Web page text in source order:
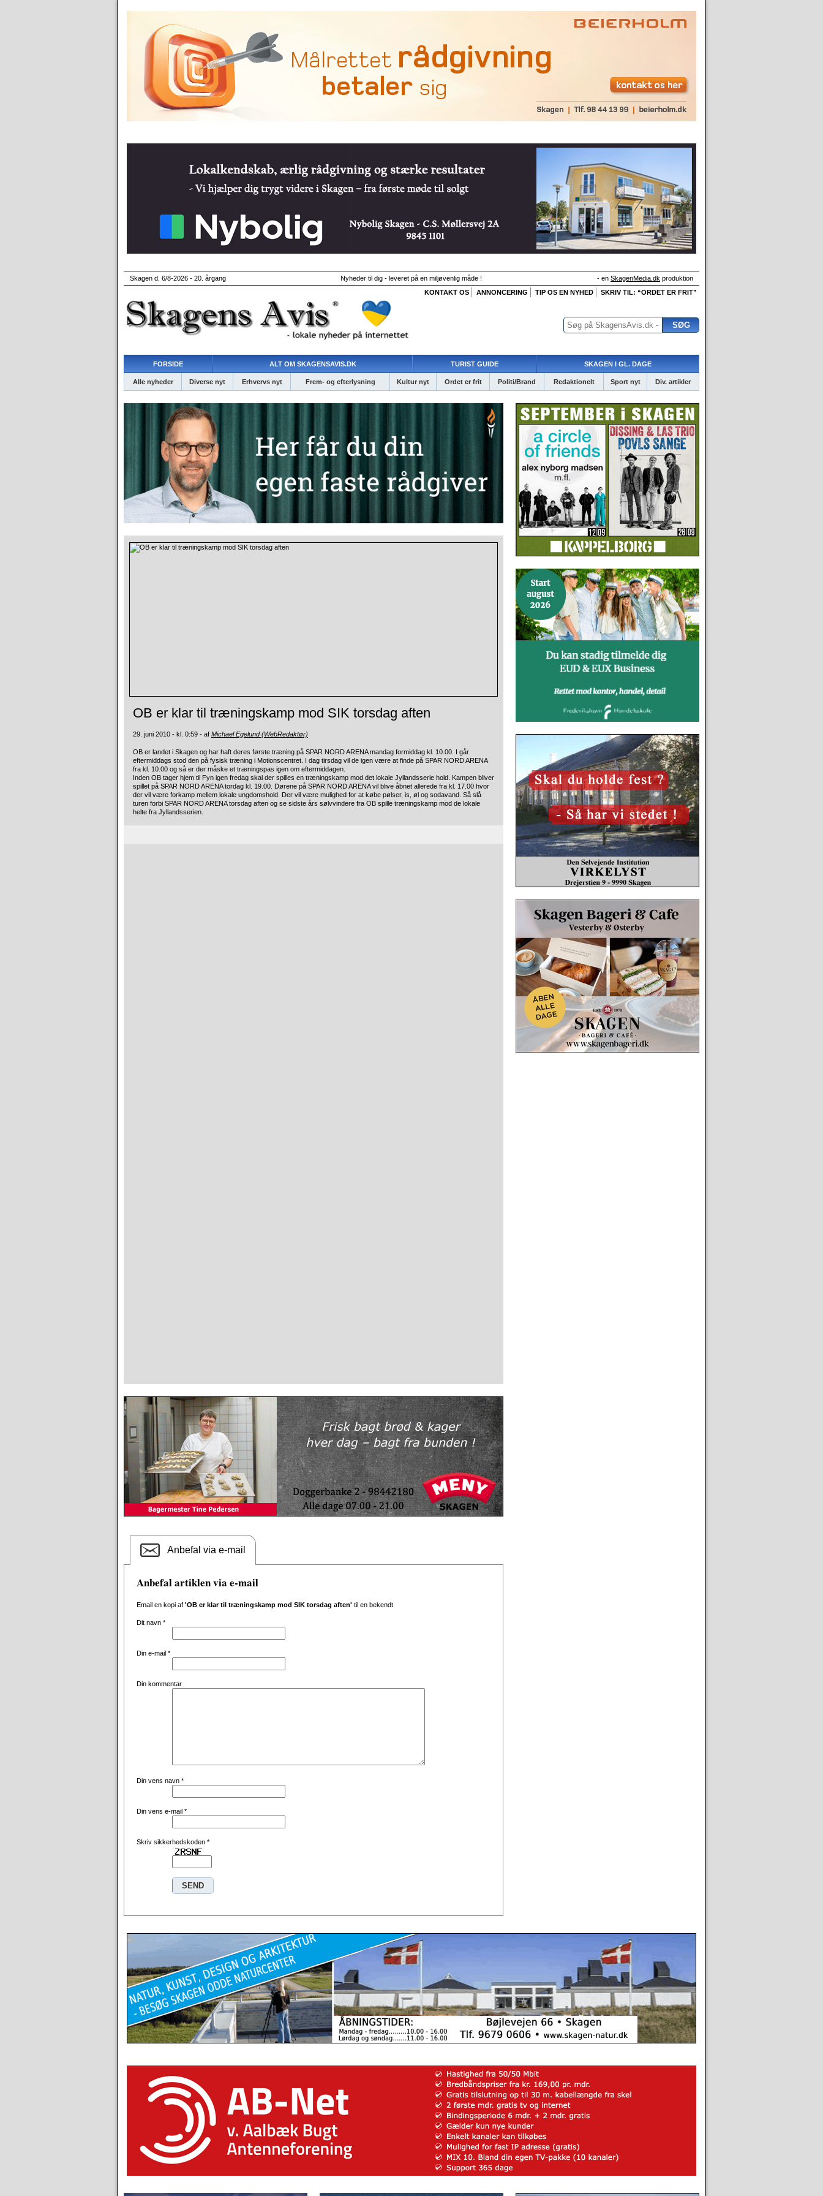
Skagen d. 6/8-2026 - 20. årgang Nyheder til dig - leveret på en miljøvenlig måde ! - en SkagenMedia.dk produktion
KONTAKT OS
ANNONCERING TIP OS EN NYHED SKRIV TIL: “ORDET ER FRIT”
FORSIDE ALT OM SKAGENSAVIS.DK TURIST GUIDE SKAGEN I GL. DAGE
Alle nyheder Diverse nyt Erhvervs nyt Frem- og efterlysning Kultur nyt Ordet er frit Politi/Brand Redaktionelt Sport nyt Div. artikler
OB er klar til træningskamp mod SIK torsdag aften
29. juni 2010 - kl. 0:59 - af Michael Egelund (WebRedaktør)
OB er landet i Skagen og har haft deres første træning på SPAR NORD ARENA mandag formiddag kl. 10.00. I går
eftermiddags stod den på fysisk træning i Motionscentret. I dag tirsdag vil de igen være at finde på SPAR NORD ARENA
fra kl. 10.00 og så er der måske et træningspas igen om eftermiddagen.
Inden OB tager hjem til Fyn igen fredag skal der spilles en træningskamp mod det lokale Jyllandsserie hold. Kampen bliver
spillet på SPAR NORD ARENA tordag kl. 19.00. Dørene på SPAR NORD ARENA vil blive åbnet allerede fra kl. 17.00 hvor
der vil være forkamp mellem lokale ungdomshold. Der vil være mulighed for at købe pølser, is, øl og sodavand. Så slå
turen forbi SPAR NORD ARENA torsdag aften og se sidste års sølvvindere fra OB spille træningskamp mod de lokale
helte fra Jyllandsserien.
Anbefal via e-mail
Anbefal artiklen via e-mail
Email en kopi af 'OB er klar til træningskamp mod SIK torsdag aften' til en bekendt
Dit navn *
Din e-mail *
Din kommentar
Din vens navn *
Din vens e-mail *
Skriv sikkerhedskoden *